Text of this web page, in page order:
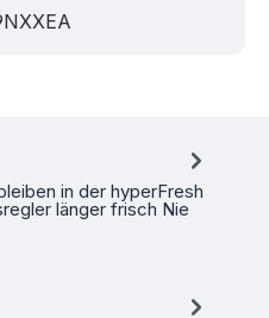
in der hyperFresh
länger frisch Nie